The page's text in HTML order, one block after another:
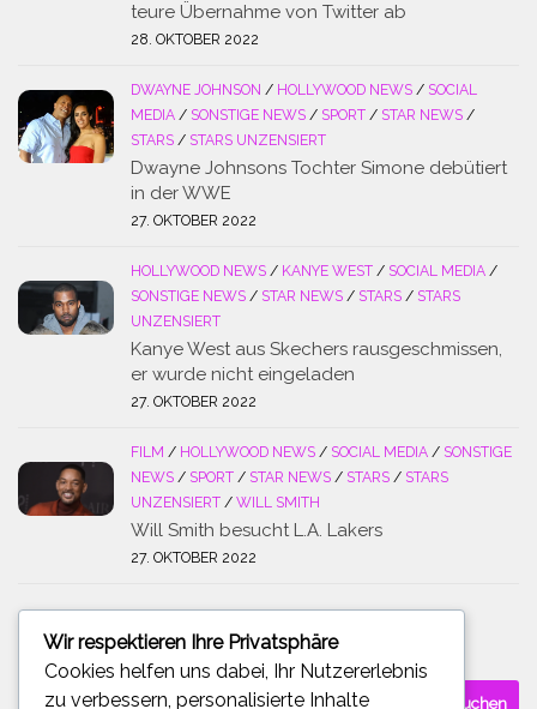
teure Übernahme von Twitter ab
28. OKTOBER 2022
DWAYNE JOHNSON / HOLLYWOOD NEWS / SOCIAL
MEDIA / SONSTIGE NEWS / SPORT / STAR NEWS /
STARS / STARS UNZENSIERT
Dwayne Johnsons Tochter Simone debütiert
in der WWE
27. OKTOBER 2022
HOLLYWOOD NEWS / KANYE WEST / SOCIAL MEDIA /
SONSTIGE NEWS / STAR NEWS / STARS / STARS
UNZENSIERT
Kanye West aus Skechers rausgeschmissen,
er wurde nicht eingeladen
27. OKTOBER 2022
FILM / HOLLYWOOD NEWS / SOCIAL MEDIA / SONSTIGE
NEWS / SPORT / STAR NEWS / STARS / STARS
UNZENSIERT / WILL SMITH
Will Smith besucht L.A. Lakers
27. OKTOBER 2022
SUCHE
Suchen
Wir respektieren Ihre Privatsphäre
Cookies helfen uns dabei, Ihr Nutzererlebnis
zu verbessern, personalisierte Inhalte